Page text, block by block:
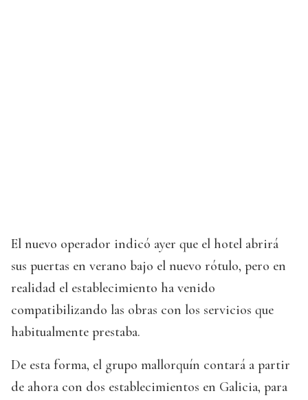
El nuevo operador indicó ayer que el hotel abrirá
sus puertas en verano bajo el nuevo rótulo, pero en
realidad el establecimiento ha venido
compatibilizando las obras con los servicios que
habitualmente prestaba.
De esta forma, el grupo mallorquín contará a partir
de ahora con dos establecimientos en Galicia, para